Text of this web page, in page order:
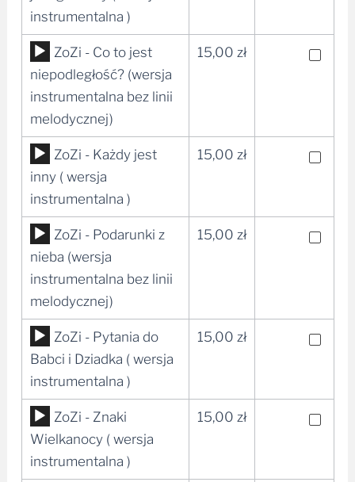
dźwiękowych
instrumentalna )
Odtwarzacz
plików
dźwiękowych
ZoZi - Co to jest
niepodległość? (wersja
instrumentalna bez linii
melodycznej)
15,00 zł
Odtwarzacz
plików
dźwiękowych
ZoZi - Każdy jest
inny ( wersja
instrumentalna )
15,00 zł
Odtwarzacz
plików
dźwiękowych
ZoZi - Podarunki z
nieba (wersja
instrumentalna bez linii
melodycznej)
15,00 zł
Odtwarzacz
plików
dźwiękowych
ZoZi - Pytania do
Babci i Dziadka ( wersja
instrumentalna )
15,00 zł
Odtwarzacz
plików
dźwiękowych
ZoZi - Znaki
Wielkanocy ( wersja
instrumentalna )
15,00 zł